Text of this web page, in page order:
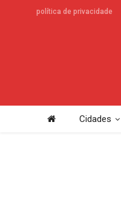
política de privacidade
Cidades